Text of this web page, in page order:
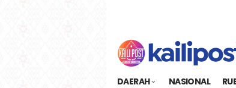
DAERAH NASIONAL